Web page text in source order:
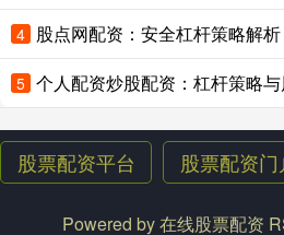
4 股点网配资：安全杠杆策略解析
5 个人配资炒股配资：杠杆策略
股票配资平台 股票配资门
Powered by在线股票配资